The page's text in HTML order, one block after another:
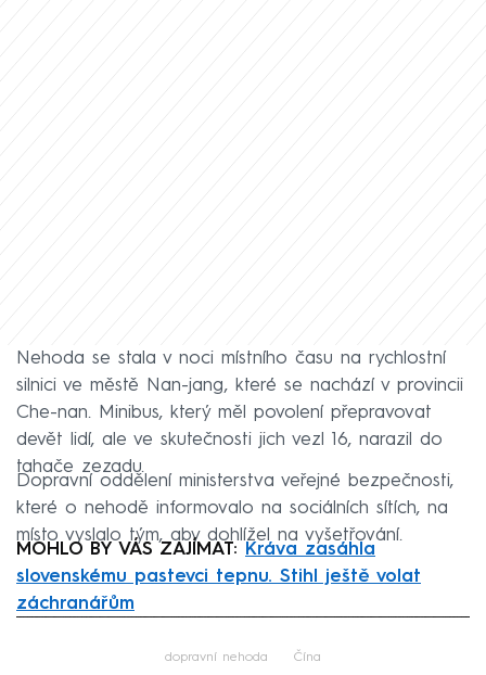
Nehoda se stala v noci místního času na rychlostní
silnici ve městě Nan-jang, které se nachází v provincii
Che-nan. Minibus, který měl povolení přepravovat
devět lidí, ale ve skutečnosti jich vezl 16, narazil do
tahače zezadu.
Dopravní oddělení ministerstva veřejné bezpečnosti,
které o nehodě informovalo na sociálních sítích, na
místo vyslalo tým, aby dohlížel na vyšetřování.
MOHLO BY VÁS ZAJÍMAT:
Kráva zasáhla
slovenskému pastevci tepnu. Stihl ještě volat
záchranářům
dopravní nehoda Čína